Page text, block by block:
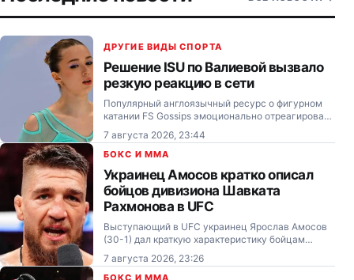
ДРУГИЕ ВИДЫ СПОРТА
Решение ISU по Валиевой вызвало
резкую реакцию в сети
Популярный англоязычный ресурс о фигурном
катании FS Gossips эмоционально отреагировал
на предоставление российской фигуристке
Камиле Валиевой нейтрального статуса для
участия в международных соревнованиях под
эгидой…
7 августа 2026, 23:44
БОКС И MMA
Украинец Амосов кратко описал
бойцов дивизиона Шавката
Рахмонова в UFC
Выступающий в UFC украинец Ярослав Амосов
(30-1) дал краткую характеристику бойцам
своего дивизиона.
7 августа 2026, 23:26